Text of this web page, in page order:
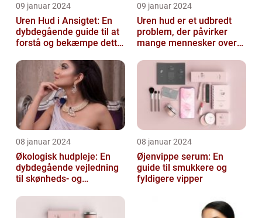
09 januar 2024
Uren Hud i Ansigtet: En
dybdegående guide til at
forstå og bekæmpe dette
09 januar 2024
Uren hud er et udbredt
problem, der påvirker
mange mennesker over
08 januar 2024
Økologisk hudpleje: En
dybdegående vejledning
til skønheds- og
08 januar 2024
Øjenvippe serum: En
guide til smukkere og
fyldigere vipper